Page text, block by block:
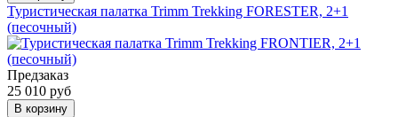
Туристическая палатка Trimm Trekking FORESTER, 2+1
(песочный)
Предзаказ
25 010 руб
В корзину